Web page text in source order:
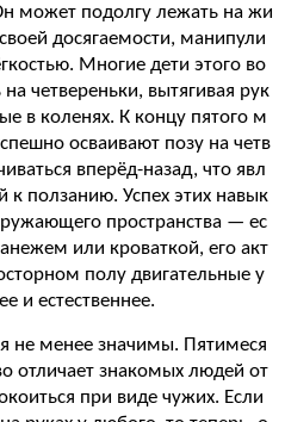
может подолгу лежать на жи
досягаемости, манипули
Многие дети этого во
четвереньки, вытягивая рук
в коленях. К концу пятого м
осваивают позу на четв
вперёд-назад, что явл
к ползанию. Успех этих навык
пространства — ес
или кроваткой, его акт
полу двигательные у
и естественнее.
не менее значимы. Пятимеся
отличает знакомых людей от
при виде чужих. Если